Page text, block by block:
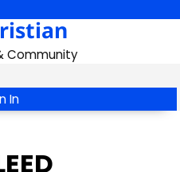
Community
In